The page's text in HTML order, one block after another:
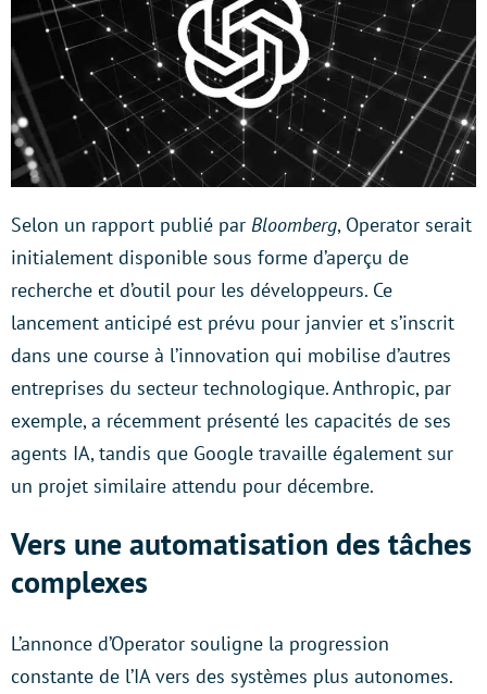
Selon un rapport publié par Bloomberg, Operator serait
initialement disponible sous forme d’aperçu de
recherche et d’outil pour les développeurs. Ce
lancement anticipé est prévu pour janvier et s’inscrit
dans une course à l’innovation qui mobilise d’autres
entreprises du secteur technologique. Anthropic, par
exemple, a récemment présenté les capacités de ses
agents IA, tandis que Google travaille également sur
un projet similaire attendu pour décembre.
Vers une automatisation des tâches
complexes
L’annonce d’Operator souligne la progression
constante de l’IA vers des systèmes plus autonomes.